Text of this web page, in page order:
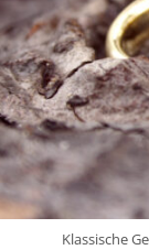
Klassische